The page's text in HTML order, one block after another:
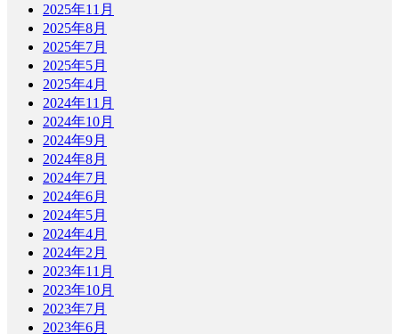
2025年11月
2025年8月
2025年7月
2025年5月
2025年4月
2024年11月
2024年10月
2024年9月
2024年8月
2024年7月
2024年6月
2024年5月
2024年4月
2024年2月
2023年11月
2023年10月
2023年7月
2023年6月